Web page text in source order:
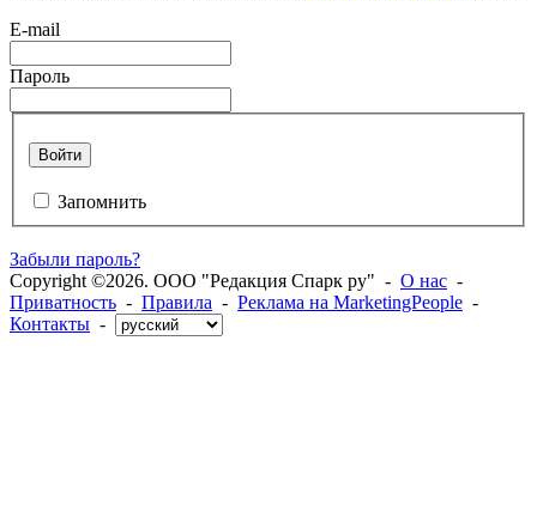
E-mail
Пароль
Войти
Запомнить
Забыли пароль?
Copyright ©2026. ООО "Редакция Спарк ру" - О нас -
Приватность - Правила - Реклама на MarketingPeople -
Контакты -